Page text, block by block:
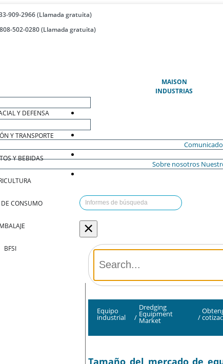
909-2966 (Llamada gratuita)
502-0280 (Llamada gratuita)
MAISON(ACTUAL)
INDUSTRIAS
Y DEFENSA
Y TRANSPORTE
Y BEBIDAS
DE CONSUMO
BFSI
Sobre nosotros
×
Equipo
industrial /
Dredging
Equipment
Market /
Tamaño del mercado de